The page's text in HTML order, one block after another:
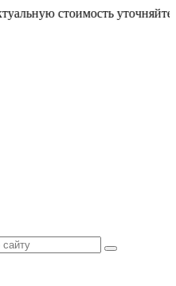
стоимость уточняйте у